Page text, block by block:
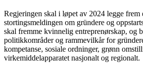
Regjeringen skal i løpet av 2024 legge frem
stortingsmeldingen om gründere og
skal fremme kvinnelig entreprenørskap, og
politikkområder og rammevilkår for
kompetanse, sosiale ordninger, grønn
virkemiddelapparatet nasjonalt og regionalt.